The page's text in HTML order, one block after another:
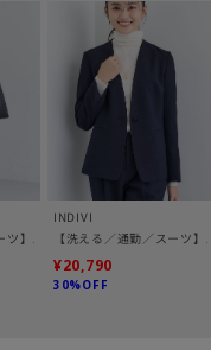
調の深みのある表面感を
ストレッチ性、ポリエステ
スカート
ツ】メランジストレッチ テーパー
INDIVI
【洗える／通勤／スーツ
¥20,790
30%OFF